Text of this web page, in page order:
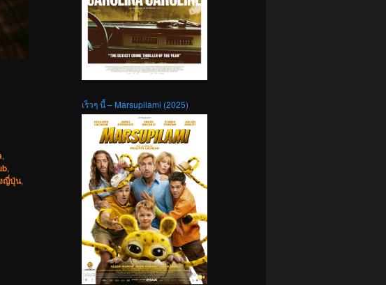
,
,
ญี่ปุ่น,
เร็วๆ นี้ – Marsupilami (2025)